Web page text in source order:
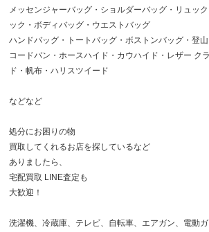
メッセンジャーバッグ・ショルダーバッグ・リュッ
ック・ボディバッグ・ウエストバッグ
ハンドバッグ・トートバッグ・ボストンバッグ・登山
コードバン・ホースハイド・カウハイド・レザー ク
ド・帆布・ハリスツイード
などなど
処分にお困りの物
買取してくれるお店を探しているなど
ありましたら、
宅配買取 LINE査定も
大歓迎！
洗濯機、冷蔵庫、テレビ、自転車、エアガン、電動